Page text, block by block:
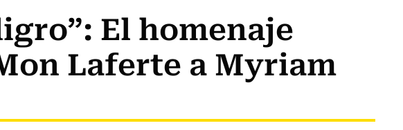
El homenaje
Laferte a Myriam